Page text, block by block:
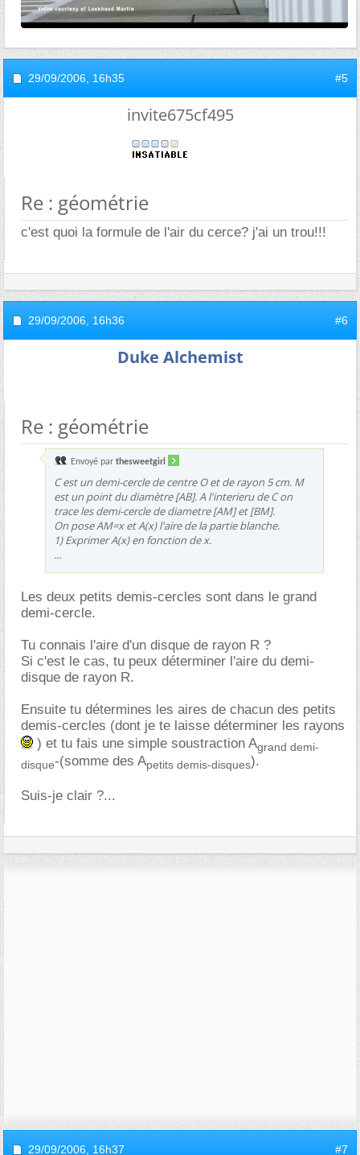
29/09/2006, 16h35 #5
invite675cf495
Re : géométrie
c'est quoi la formule de l'air du cerce? j'ai un trou!!!
29/09/2006, 16h36 #6
Duke Alchemist
Re : géométrie
Envoyé par thesweetgirl
C est un demi-cercle de centre O et de rayon 5 cm. M
est un point du diamètre [AB]. A l'interieru de C on
trace les demi-cercle de diametre [AM] et [BM].
On pose AM=x et A(x) l'aire de la partie blanche.
1) Exprimer A(x) en fonction de x.
...
Les deux petits demis-cercles sont dans le grand
demi-cercle.
Tu connais l'aire d'un disque de rayon R ?
Si c'est le cas, tu peux déterminer l'aire du demi-
disque de rayon R.
Ensuite tu détermines les aires de chacun des petits
demis-cercles (dont je te laisse déterminer les rayons
) et tu fais une simple soustraction Agrand demi-
disque-(somme des Apetits demis-disques).
Suis-je clair ?...
29/09/2006, 16h37 #7